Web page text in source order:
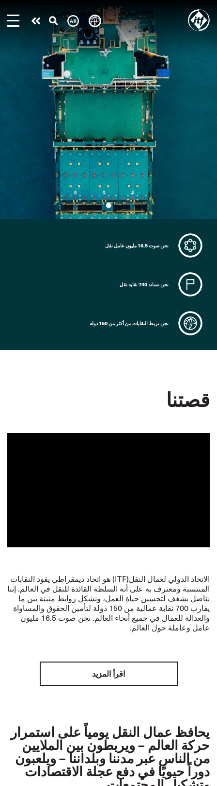
main
Take
نحن صوت 16.5 مليون عامل نقل
نحن نساند 740 نقابة نقل
نحن نربط النقابات من أكثر من 150 دولة
قصتنا
الاتحاد الدولي لعمال النقل(ITF) هو اتحاد ديمقراطي يقود النقابات
المنتسبة ومعترف به على أنه السلطة القائدة للنقل في العالم. إننا
نناضل بشغف لتحسين حياة العمل، ونشكل روابط متينة بين ما
يقارب 700 نقابة عمالية من 150 دولة لتأمين الحقوق والمساواة
والعدالة للعمال في جميع أنحاء العالم. نحن صوت 16.5 مليون
عامل وعاملة حول العالم.
اقرأ المزيد
يحافظ عمال النقل يومياً على استمرار
حركة العالم– ويربطون بين الملايين
من الناس عبر مدننا وبلداننا– ويلعبون
دوراً حيويًا في دفع عجلة الاقتصادات